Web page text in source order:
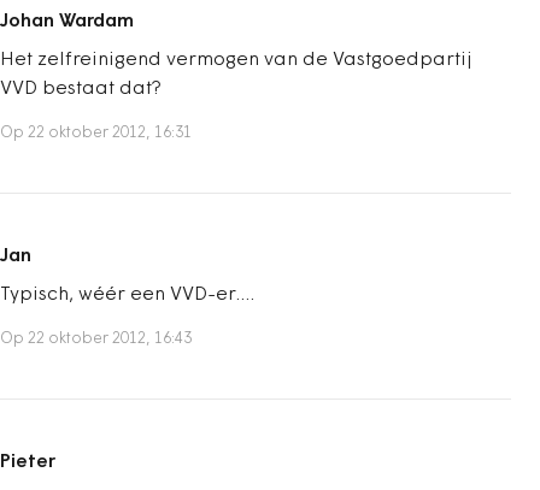
Johan Wardam
Het zelfreinigend vermogen van de Vastgoedpartij
VVD bestaat dat?
Op 22 oktober 2012, 16:31
Jan
Typisch, wéér een VVD-er....
Op 22 oktober 2012, 16:43
Pieter